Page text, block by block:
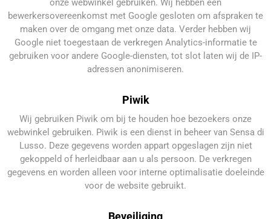
onze webwinkel gebruiken. Wij hebben een
bewerkersovereenkomst met Google gesloten om afspraken te
maken over de omgang met onze data. Verder hebben wij
Google niet toegestaan de verkregen Analytics-informatie te
gebruiken voor andere Google-diensten, tot slot laten wij de IP-
adressen anonimiseren.
Piwik
Wij gebruiken Piwik om bij te houden hoe bezoekers onze
webwinkel gebruiken. Piwik is een dienst in beheer van Sensa di
Lusso. Deze gegevens worden appart opgeslagen zijn niet
gekoppeld of herleidbaar aan u als persoon. De verkregen
gegevens en worden alleen voor interne optimalisatie doeleinde
voor de website gebruikt.
Beveiliging